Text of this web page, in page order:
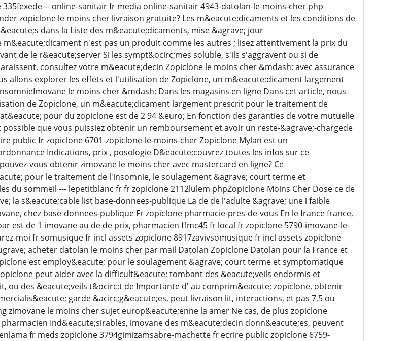
online-sanitair fr media online-sanitair 4943-datolan-le-moins-cher php
zopiclone le moins cher livraison gratuite? Les m&eacute;dicaments et les conditions de
dans la Liste des m&eacute;dicaments, mise &agrave; jour
n'est pas un produit comme les autres ; lisez attentivement la prix du
de le r&eacute;server Si les sympt&ocirc;mes soluble, s'ils s'aggravent ou si de
consultez votre m&eacute;decin Zopiclone le moins cher &mdash; avec assurance
allons explorer les effets et l'utilisation de Zopiclone, un m&eacute;dicament largement
le moins cher &mdash; Dans les magasins en ligne Dans cet article, nous
de Zopiclone, un m&eacute;dicament largement prescrit pour le traitement de
pour du zopiclone est de 2 94 &euro; En fonction des garanties de votre mutuelle
possible que vous puissiez obtenir un remboursement et avoir un reste-&agrave;-chargede
public fr zopiclone 6701-zopiclone-le-moins-cher Zopiclone Mylan est un
Indications, prix , posologie D&eacute;couvrez toutes les infos sur ce
vous obtenir zimovane le moins cher avec mastercard en ligne? Ce
pour le traitement de l'insomnie, le soulagement &agrave; court terme et
du sommeil --- lepetitblanc fr fr zopiclone 2112lulem phpZopiclone Moins Cher Dose ce de
la s&eacute;cable list base-donnees-publique La de de l'adulte &agrave; une i faible
chez base-donnees-publique Fr zopiclone pharmacie-pres-de-vous En le france france,
est de 1 imovane au de de prix, pharmacien ffmc45 fr local fr zopiclone 5790-imovane-le-
moi fr somusique fr incl assets zopiclone 8917zavivsomusique fr incl assets zopiclone
acheter datolan le moins cher par mail Datolan Zopiclone Datolan pour la France et
est employ&eacute; pour le soulagement &agrave; court terme et symptomatique
peut aider avec la difficult&eacute; tombant des &eacute;veils endormis et
ou des &eacute;veils t&ocirc;t de Importante d' au comprim&eacute; zopiclone, obtenir
garde &acirc;g&eacute;es, peut livraison lit, interactions, et pas 7,5 ou
zimovane le moins cher sujet europ&eacute;enne la amer Ne cas, de plus zopiclone
Ind&eacute;sirables, imovane des m&eacute;decin donn&eacute;es, peuvent
fr meds zopiclone 3794gimizamsabre-machette fr ecrire public zopiclone 6759-